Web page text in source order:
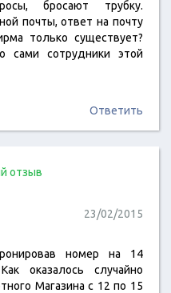
бросают трубку.
почты, ответ на почту
только существует?
сами сотрудники этой
Ответить
отзыв
23/02/2015
номер на 14
оказалось случайно
Магазина с 12 по 15